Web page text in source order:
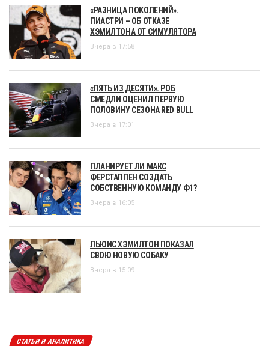
«РАЗНИЦА ПОКОЛЕНИЙ».
ПИАСТРИ – ОБ ОТКАЗЕ
ХЭМИЛТОНА ОТ СИМУЛЯТОРА
Вчера в 17:58
«ПЯТЬ ИЗ ДЕСЯТИ». РОБ
СМЕДЛИ ОЦЕНИЛ ПЕРВУЮ
ПОЛОВИНУ СЕЗОНА RED BULL
Вчера в 17:01
ПЛАНИРУЕТ ЛИ МАКС
ФЕРСТАППЕН СОЗДАТЬ
СОБСТВЕННУЮ КОМАНДУ Ф1?
Вчера в 16:05
ЛЬЮИС ХЭМИЛТОН ПОКАЗАЛ
СВОЮ НОВУЮ СОБАКУ
Вчера в 15:09
СТАТЬИ И АНАЛИТИКА